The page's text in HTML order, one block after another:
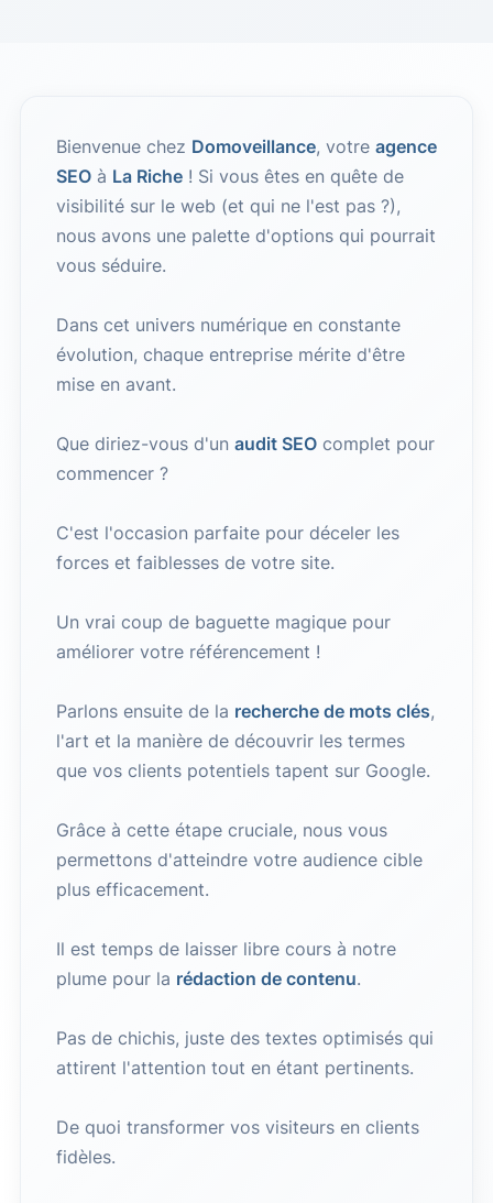
Bienvenue chez Domoveillance, votre agence
SEOà La Riche! Si vous êtes en quête de
visibilité sur le web (et qui ne l'est pas ?),
nous avons une palette d'options qui pourrait
vous séduire.
Dans cet univers numérique en constante
évolution, chaque entreprise mérite d'être
mise en avant.
Que diriez-vous d'un audit SEOcomplet pour
commencer ?
C'est l'occasion parfaite pour déceler les
forces et faiblesses de votre site.
Un vrai coup de baguette magique pour
améliorer votre référencement !
Parlons ensuite de la recherche de mots clés,
l'art et la manière de découvrir les termes
que vos clients potentiels tapent sur Google.
Grâce à cette étape cruciale, nous vous
permettons d'atteindre votre audience cible
plus efficacement.
Il est temps de laisser libre cours à notre
plume pour la rédaction de contenu.
Pas de chichis, juste des textes optimisés qui
attirent l'attention tout en étant pertinents.
De quoi transformer vos visiteurs en clients
fidèles.